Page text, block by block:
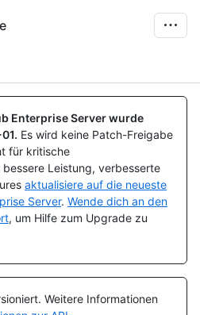
Enterprise Server wurde
. Es wird keine Patch-Freigabe
für kritische
Leistung, verbesserte
aktualisiere auf die neueste
Server. Wende dich an den
, um Hilfe zum Upgrade zu
Weitere Informationen